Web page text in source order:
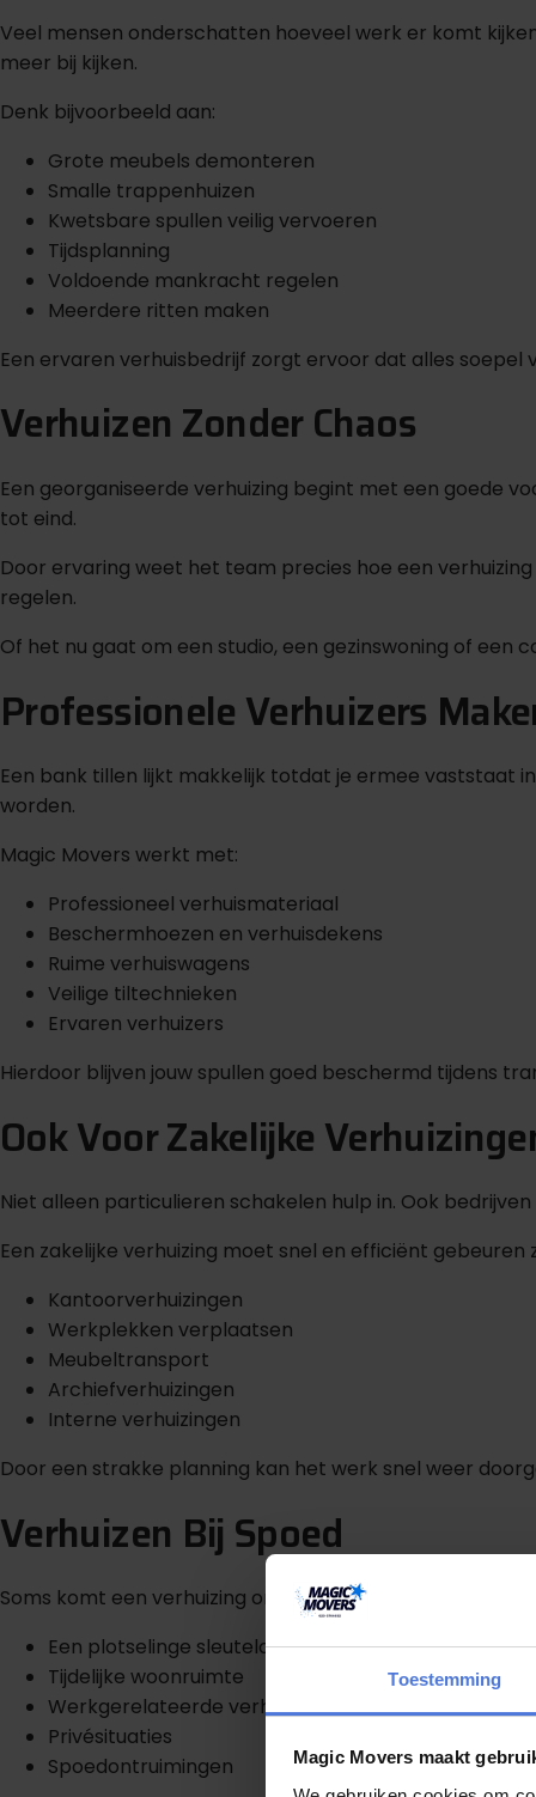
Toestemming
Magic Movers maakt
Veel mensen onderschatten hoeveel werk er komt
meer bij kijken.
Denk bijvoorbeeld aan:
Grote meubels demonteren
Smalle trappenhuizen
Kwetsbare spullen veilig vervoeren
Tijdsplanning
Voldoende mankracht regelen
Meerdere ritten maken
Een ervaren verhuisbedrijf zorgt ervoor dat alles
Verhuizen Zonder Chaos
Een georganiseerde verhuizing begint met een goede
tot eind.
Door ervaring weet het team precies hoe een
regelen.
Of het nu gaat om een studio, een gezinswoning of
Professionele Verhuizers
Een bank tillen lijkt makkelijk totdat je ermee vaststaat
worden.
Magic Movers werkt met:
Professioneel verhuismateriaal
Beschermhoezen en verhuisdekens
Ruime verhuiswagens
Veilige tiltechnieken
Ervaren verhuizers
Hierdoor blijven jouw spullen goed beschermd tijdens
Ook Voor Zakelijke
Niet alleen particulieren schakelen hulp in. Ook
Een zakelijke verhuizing moet snel en efficiënt
Kantoorverhuizingen
Werkplekken verplaatsen
Meubeltransport
Archiefverhuizingen
Interne verhuizingen
Door een strakke planning kan het werk snel weer
Verhuizen Bij Spoed
Soms komt een verhuizing onverwacht sneller dan
Een plotselinge sleuteloverdracht
Tijdelijke woonruimte
Werkgerelateerde verhuizing
Privésituaties
Spoedontruimingen